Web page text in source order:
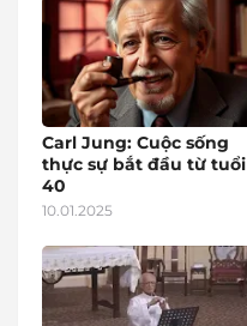
Carl Jung: Cuộc sống
thực sự bắt đầu từ tuổi
40
10.01.2025